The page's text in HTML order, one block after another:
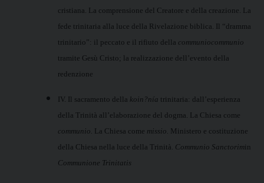
cristiana. La comprensione del Creatore e della creazione. La
fede trinitaria alla luce della Rivelazione biblica. Il “dramma
trinitario”: il peccato e il rifiuto della communiocommunio
tramite Gesù Cristo; la realizzazione dell’evento della
redenzione
IV. Il sacramento della koin?nía trinitaria: dall’esperienza
della Trinità all’elaborazione del dogma. La Chiesa come
communio. La Chiesa come missio. Ministero e costituzione
della Chiesa nella luce della Trinità. Communio Sanctorimin
Communione Trinitatis